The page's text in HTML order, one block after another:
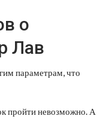
о
Лав
параметрам, что
пройти невозможно. А